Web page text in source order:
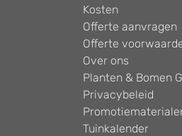
Kosten
Offerte aanvragen
Offerte
Over ons
Planten & Bomen
Privacybeleid
Tuinkalender